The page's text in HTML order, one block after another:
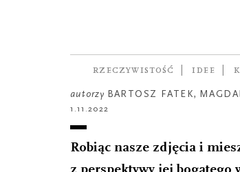
RZECZYWISTOŚĆ IDEE
fotografki
autorzy BARTOSZ FATEK,
1.11.2022
Robiąc nasze zdjęcia i
z perspektywy jej